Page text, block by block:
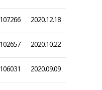
107266 2020.12.18
102657 2020.10.22
106031 2020.09.09